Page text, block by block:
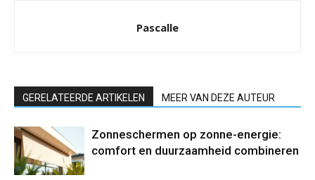
Pascalle
GERELATEERDE ARTIKELEN MEER VAN DEZE AUTEUR
Zonneschermen op zonne-energie:
comfort en duurzaamheid combineren